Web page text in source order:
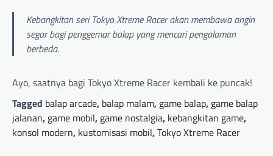
Kebangkitan seri Tokyo Xtreme Racer akan membawa angin
segar bagi penggemar balap yang mencari pengalaman
berbeda.
Ayo, saatnya bagi Tokyo Xtreme Racer kembali ke puncak!
Tagged balap arcade, balap malam, game balap, game balap
jalanan, game mobil, game nostalgia, kebangkitan game,
konsol modern, kustomisasi mobil,Tokyo Xtreme Racer